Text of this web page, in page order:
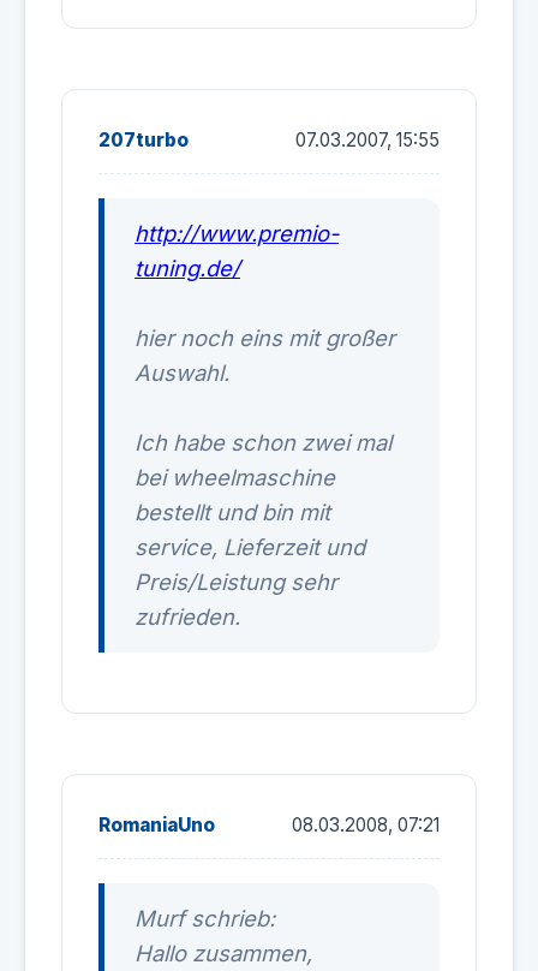
207turbo 07.03.2007, 15:55
http://www.premio-
tuning.de/
hier noch eins mit großer
Auswahl.
Ich habe schon zwei mal
bei wheelmaschine
bestellt und bin mit
service, Lieferzeit und
Preis/Leistung sehr
zufrieden.
RomaniaUno 08.03.2008, 07:21
Murf schrieb:
Hallo zusammen,